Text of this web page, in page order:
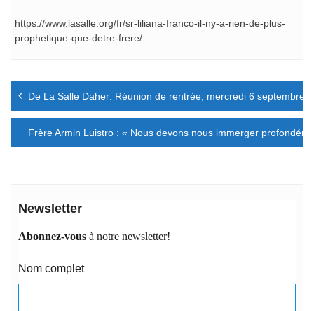
https://www.lasalle.org/fr/sr-liliana-franco-il-ny-a-rien-de-plus-
prophetique-que-detre-frere/
Navigation
l’article
De La Salle Daher: Réunion de rentrée, mercredi 6 septembre
Frère Armin Luistro : « Nous devons nous immerger
Newsletter
Abonnez-vous à notre newsletter!
Nom complet